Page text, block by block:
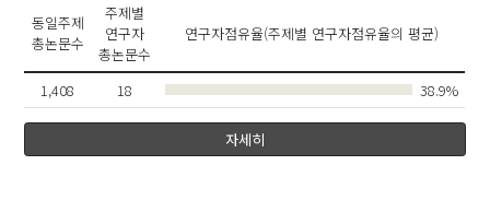
동일주제
총논문수
주제별
연구자
총논문수
연구자점유율(주제별 연구자점유율의 평균)
1,408 18 38.9%
자세히